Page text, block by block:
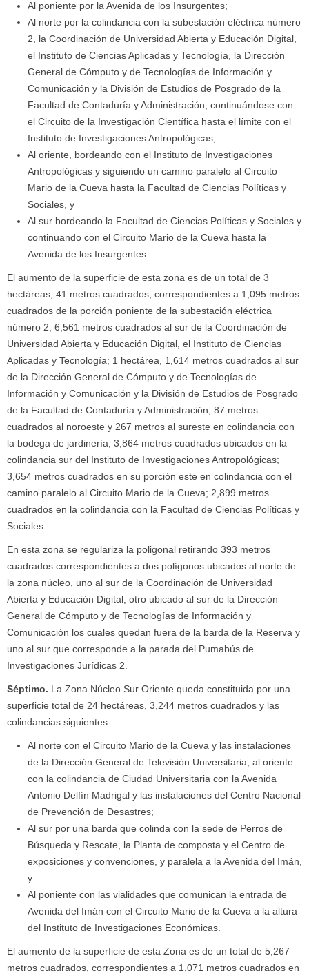
Al poniente por la Avenida de los Insurgentes;
Al norte por la colindancia con la subestación eléctrica número
2, la Coordinación de Universidad Abierta y Educación Digital,
el Instituto de Ciencias Aplicadas y Tecnología, la Dirección
General de Cómputo y de Tecnologías de Información y
Comunicación y la División de Estudios de Posgrado de la
Facultad de Contaduría y Administración, continuándose con
el Circuito de la Investigación Científica hasta el límite con el
Instituto de Investigaciones Antropológicas;
Al oriente, bordeando con el Instituto de Investigaciones
Antropológicas y siguiendo un camino paralelo al Circuito
Mario de la Cueva hasta la Facultad de Ciencias Políticas y
Sociales, y
Al sur bordeando la Facultad de Ciencias Políticas y Sociales y
continuando con el Circuito Mario de la Cueva hasta la
Avenida de los Insurgentes.
El aumento de la superficie de esta zona es de un total de 3
hectáreas, 41 metros cuadrados, correspondientes a 1,095 metros
cuadrados de la porción poniente de la subestación eléctrica
número 2; 6,561 metros cuadrados al sur de la Coordinación de
Universidad Abierta y Educación Digital, el Instituto de Ciencias
Aplicadas y Tecnología; 1 hectárea, 1,614 metros cuadrados al sur
de la Dirección General de Cómputo y de Tecnologías de
Información y Comunicación y la División de Estudios de Posgrado
de la Facultad de Contaduría y Administración; 87 metros
cuadrados al noroeste y 267 metros al sureste en colindancia con
la bodega de jardinería; 3,864 metros cuadrados ubicados en la
colindancia sur del Instituto de Investigaciones Antropológicas;
3,654 metros cuadrados en su porción este en colindancia con el
camino paralelo al Circuito Mario de la Cueva; 2,899 metros
cuadrados en la colindancia con la Facultad de Ciencias Políticas y
Sociales.
En esta zona se regulariza la poligonal retirando 393 metros
cuadrados correspondientes a dos polígonos ubicados al norte de
la zona núcleo, uno al sur de la Coordinación de Universidad
Abierta y Educación Digital, otro ubicado al sur de la Dirección
General de Cómputo y de Tecnologías de Información y
Comunicación los cuales quedan fuera de la barda de la Reserva y
uno al sur que corresponde a la parada del Pumabús de
Investigaciones Jurídicas 2.
Séptimo. La Zona Núcleo Sur Oriente queda constituida por una
superficie total de 24 hectáreas, 3,244 metros cuadrados y las
colindancias siguientes:
Al norte con el Circuito Mario de la Cueva y las instalaciones
de la Dirección General de Televisión Universitaria; al oriente
con la colindancia de Ciudad Universitaria con la Avenida
Antonio Delfín Madrigal y las instalaciones del Centro Nacional
de Prevención de Desastres;
Al sur por una barda que colinda con la sede de Perros de
Búsqueda y Rescate, la Planta de composta y el Centro de
exposiciones y convenciones, y paralela a la Avenida del Imán,
y
Al poniente con las vialidades que comunican la entrada de
Avenida del Imán con el Circuito Mario de la Cueva a la altura
del Instituto de Investigaciones Económicas.
El aumento de la superficie de esta Zona es de un total de 5,267
metros cuadrados, correspondientes a 1,071 metros cuadrados en